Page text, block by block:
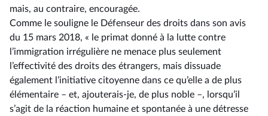
mais, au contraire, encouragée.
Comme le souligne le Défenseur des droits dans son avis
du 15 mars 2018, « le primat donné à la lutte contre
l’immigration irrégulière ne menace plus seulement
l’effectivité des droits des étrangers, mais dissuade
également l’initiative citoyenne dans ce qu’elle a de plus
élémentaire –⁠ et, ajouterais-je, de plus noble –, lorsqu’il
s’agit de la réaction humaine et spontanée à une détresse